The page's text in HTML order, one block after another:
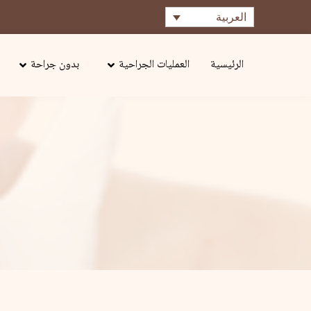
العربية
الرئيسية العمليات الجراحية بدون جراحة